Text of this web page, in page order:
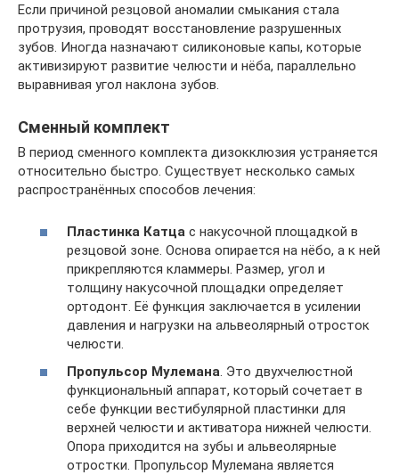
Если причиной резцовой аномалии смыкания стала
протрузия, проводят восстановление разрушенных
зубов. Иногда назначают силиконовые капы, которые
активизируют развитие челюсти и нёба, параллельно
выравнивая угол наклона зубов.
Сменный комплект
В период сменного комплекта дизокклюзия устраняется
относительно быстро. Существует несколько самых
распространённых способов лечения:
Пластинка Катца с накусочной площадкой в
резцовой зоне. Основа опирается на нёбо, а к ней
прикрепляются кламмеры. Размер, угол и
толщину накусочной площадки определяет
ортодонт. Её функция заключается в усилении
давления и нагрузки на альвеолярный отросток
челюсти.
Пропульсор Мулемана. Это двухчелюстной
функциональный аппарат, который сочетает в
себе функции вестибулярной пластинки для
верхней челюсти и активатора нижней челюсти.
Опора приходится на зубы и альвеолярные
отростки. Пропульсор Мулемана является